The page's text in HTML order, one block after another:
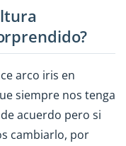
arco iris en
siempre nos tenga
acuerdo pero si
cambiarlo, por